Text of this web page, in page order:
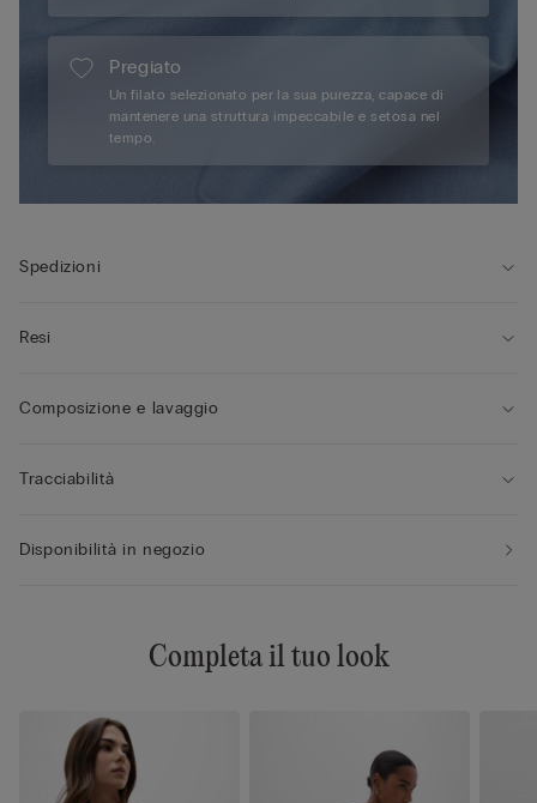
Pregiato
Un filato selezionato per la sua purezza, capace di
mantenere una struttura impeccabile e setosa nel
tempo.
Spedizioni
Resi
Composizione e lavaggio
Tracciabilità
Disponibilità in negozio
Completa il tuo look